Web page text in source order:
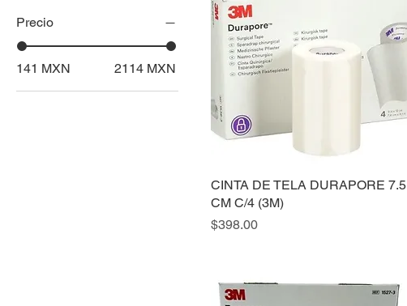
Precio
141 MXN 2114 MXN
CINTA DE TELA DURAPORE 7.5
CM C/4 (3M)
Precio
$398.00